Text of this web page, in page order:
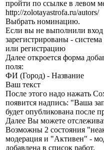
пройти по ссылке в левом
http://zolotayastrofa.ru/autors/
Выбрать номинацию.
Если вы не выполнили вход
зарегистрированы -
или регистрацию
Далее откроется форма
поля:
ФИ (Город) - Название
Ваш текст
После этого надо нажать
появится надпись: "Ваша
будет опубликована после
Далее Вы можете
Возможны 2 состояния
модерация и "Активен" -
добавлена в список работ.